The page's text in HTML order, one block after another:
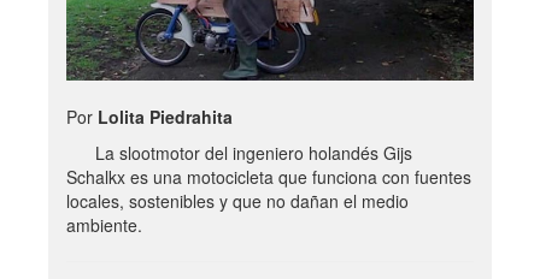
Por Lolita Piedrahita
La slootmotor del ingeniero holandés Gijs
Schalkx es una motocicleta que funciona con fuentes
locales, sostenibles y que no dañan el medio
ambiente.